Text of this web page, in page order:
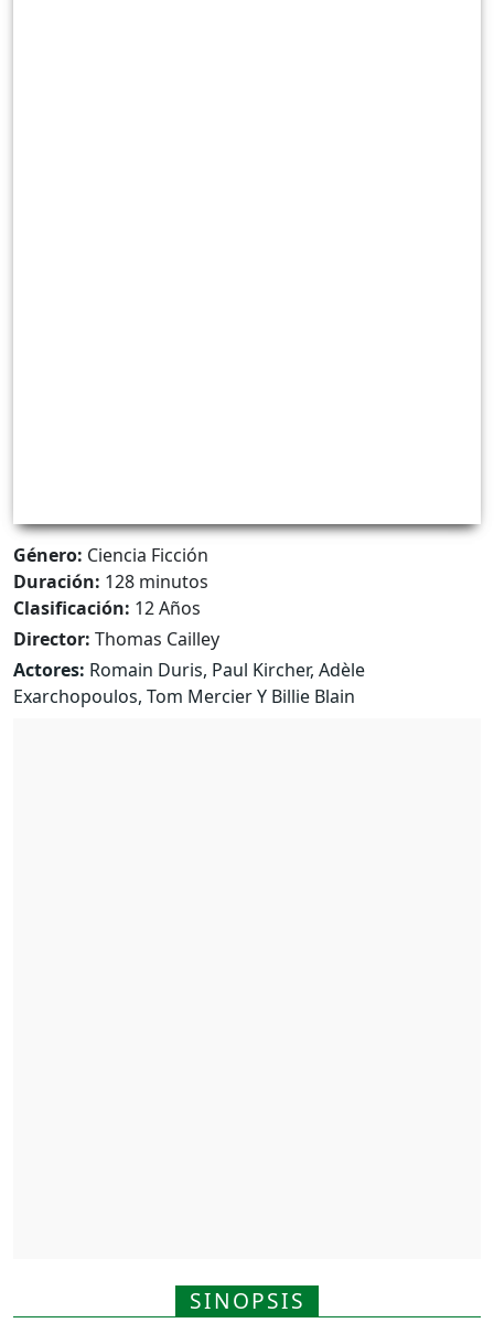
Género: Ciencia Ficción
Duración: 128 minutos
Clasificación: 12 Años
Director: Thomas Cailley
Actores: Romain Duris, Paul Kircher, Adèle
Exarchopoulos, Tom Mercier Y Billie Blain
SINOPSIS